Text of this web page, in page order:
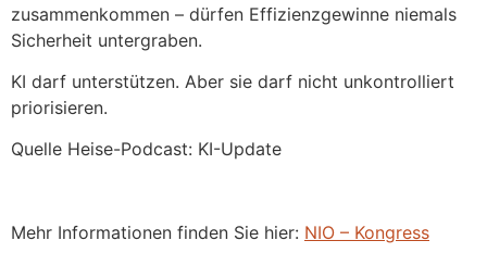
zusammenkommen – dürfen Effizienzgewinne niemals
Sicherheit untergraben.
KI darf unterstützen. Aber sie darf nicht unkontrolliert
priorisieren.
Quelle Heise-Podcast: KI-Update
Mehr Informationen finden Sie hier: NIO – Kongress